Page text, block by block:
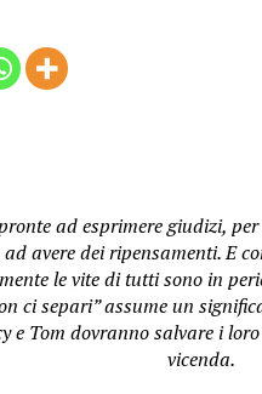
ad esprimere giudizi,
avere dei ripensamenti. E
le vite di tutti sono in
ci separi” assume un
e Tom dovranno salvare i
vicenda.